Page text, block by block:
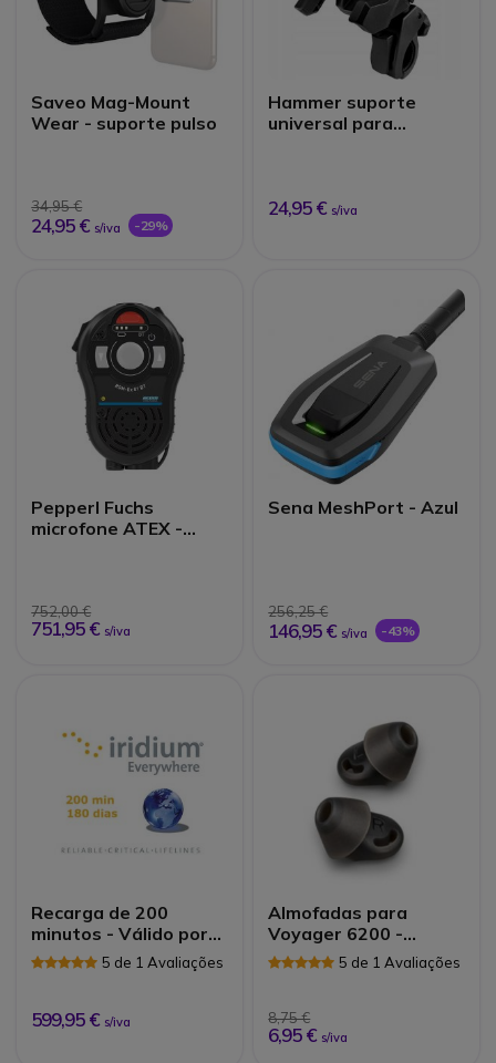
Saveo Mag-Mount
Wear - suporte pulso
34,95 €
24,95 € s/iva -29%
Hammer suporte
universal para
24,95 € s/iva
Pepperl Fuchs
microfone ATEX -
752,00 €
751,95 € s/iva
Sena MeshPort - Azul
256,25 €
146,95 € s/iva -43%
Recarga de 200
minutos - Válido por
180 dias Iridium5 de 1 Avaliações
599,95 € s/iva
Almofadas para
Voyager 6200 -
Tamanho M5 de 1 Avaliações
8,75 €
6,95 € s/iva